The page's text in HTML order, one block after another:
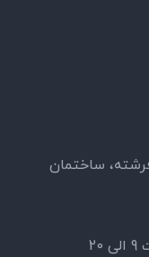
ساختمان